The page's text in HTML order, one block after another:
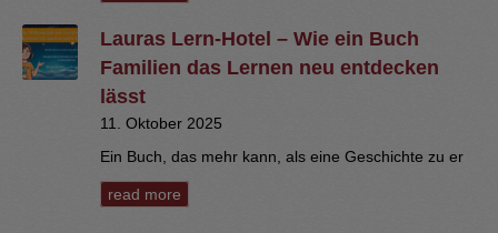
Lauras Lern-Hotel – Wie ein Buch
Familien das Lernen neu entdecken
lässt
11. Oktober 2025
Ein Buch, das mehr kann, als eine Geschichte zu er
read more